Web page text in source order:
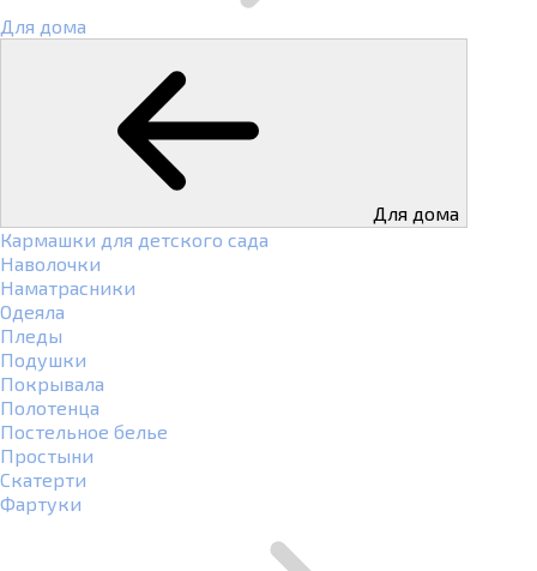
Для дома
Для дома
Кармашки для детского сада
Наволочки
Наматрасники
Одеяла
Пледы
Подушки
Покрывала
Полотенца
Постельное белье
Простыни
Скатерти
Фартуки